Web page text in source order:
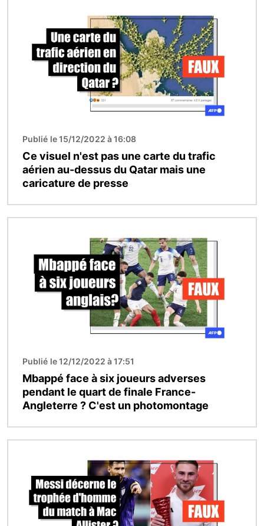
Publié le 15/12/2022 à 16:08
Ce visuel n'est pas une carte du trafic
aérien au-dessus du Qatar mais une
caricature de presse
Publié le 12/12/2022 à 17:51
Mbappé face à six joueurs adverses
pendant le quart de finale France-
Angleterre ? C'est un photomontage